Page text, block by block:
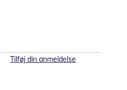
Tilføj din anmeldelse